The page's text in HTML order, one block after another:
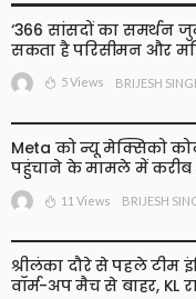
‘366 सांसदों का समर्थन
सकता है परिसीमन और
5 Views BRIJESH
Meta को न्यू मेक्सिको
पहुंचाने के मामले में करीब
11 Views BRIJESH
श्रीलंका दौरे से पहले टीम
वॉर्म-अप मैच से बाहर, KL